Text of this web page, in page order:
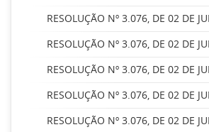
RESOLUÇÃO Nº 3.076, DE 02 DE
RESOLUÇÃO Nº 3.076, DE 02 DE
RESOLUÇÃO Nº 3.076, DE 02 DE
RESOLUÇÃO Nº 3.076, DE 02 DE
RESOLUÇÃO Nº 3.076, DE 02 DE